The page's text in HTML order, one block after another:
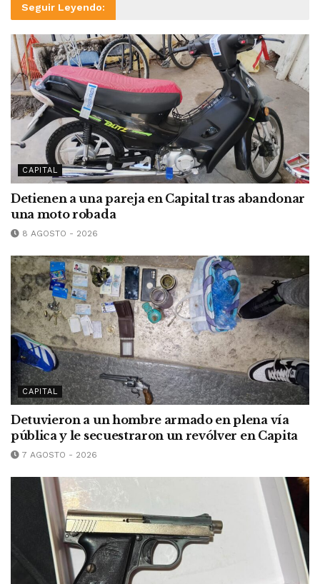
Seguir Leyendo:
CAPITAL
Detienen a una pareja en Capital tras abandonar
una moto robada
8 AGOSTO - 2026
CAPITAL
Detuvieron a un hombre armado en plena vía
pública y le secuestraron un revólver en Capita
7 AGOSTO - 2026